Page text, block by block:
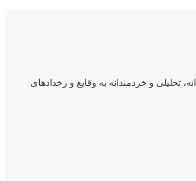
تحلیلی و خردمندانه به وقایع و رخدادهای